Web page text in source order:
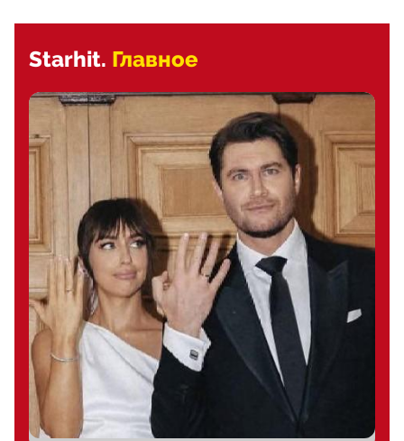
Starhit. Главное